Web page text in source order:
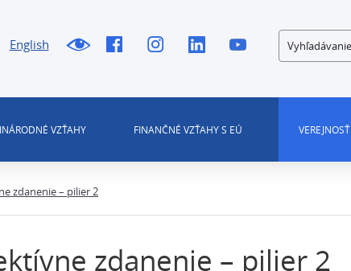
English Vyhľadávanie
VZŤAHY FINANČNÉ VZŤAHY S EÚ VEREJNOSŤ
zdanenie – pilier 2
zdanenie – pilier 2